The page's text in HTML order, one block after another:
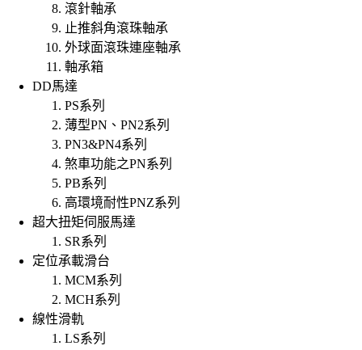
滾針軸承
止推斜角滾珠軸承
外球面滾珠連座軸承
軸承箱
DD馬達
PS系列
薄型PN、PN2系列
PN3&PN4系列
煞車功能之PN系列
PB系列
高環境耐性PNZ系列
超大扭矩伺服馬達
SR系列
定位承載滑台
MCM系列
MCH系列
線性滑軌
LS系列